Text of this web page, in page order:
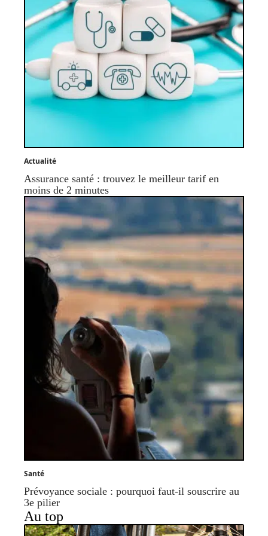
Actualité
Assurance santé : trouvez le meilleur tarif en
moins de 2 minutes
Santé
Prévoyance sociale : pourquoi faut-il souscrire au
3e pilier
Au top